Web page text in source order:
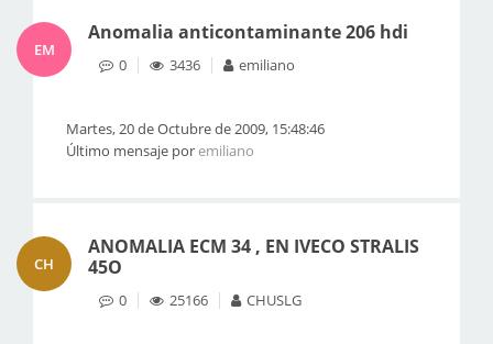
EM
Anomalia anticontaminante 206 hdi
0 3436 emiliano
Martes, 20 de Octubre de 2009, 15:48:46
Último mensaje poremiliano
CH
ANOMALIA ECM 34 , EN IVECO STRALIS
45O
0 25166 CHUSLG